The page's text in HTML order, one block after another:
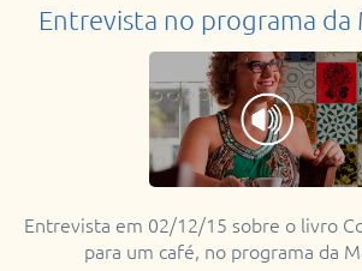
Entrevista no programa da
Entrevista em 02/12/15 sobre o livro
para um café, no programa da